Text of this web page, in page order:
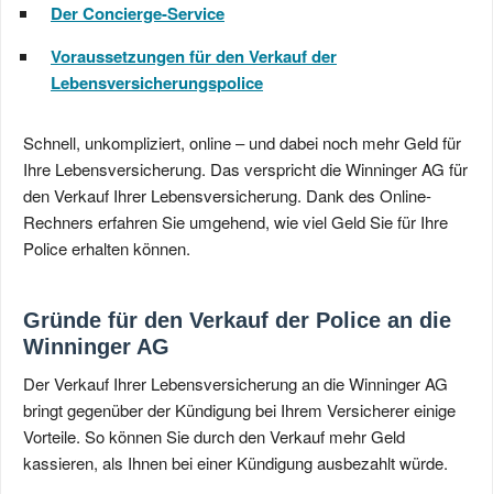
Der Concierge-Service
Voraussetzungen für den Verkauf der
Lebensversicherungspolice
Schnell, unkompliziert, online – und dabei noch mehr Geld für
Ihre Lebensversicherung. Das verspricht die Winninger AG für
den Verkauf Ihrer Lebensversicherung. Dank des Online-
Rechners erfahren Sie umgehend, wie viel Geld Sie für Ihre
Police erhalten können.
Gründe für den Verkauf der Police an die
Winninger AG
Der Verkauf Ihrer Lebensversicherung an die Winninger AG
bringt gegenüber der Kündigung bei Ihrem Versicherer einige
Vorteile. So können Sie durch den Verkauf mehr Geld
kassieren, als Ihnen bei einer Kündigung ausbezahlt würde.